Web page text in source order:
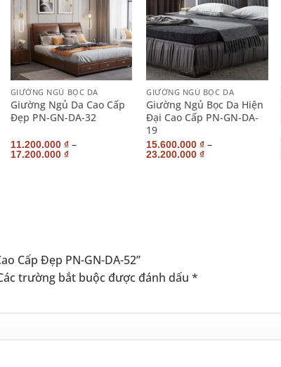
+
GIƯỜNG NGỦ BỌC DA
Giường Ngủ Da Cao Cấp
Đẹp PN-GN-DA-32
11.200.000 ₫–
17.200.000 ₫
+
GIƯỜNG NGỦ BỌC DA
Giường Ngủ Bọc Da Hiện
Đại Cao Cấp PN-GN-DA-
19
15.600.000 ₫–
23.200.000 ₫
Cấp Đẹp PN-GN-DA-52”
trường bắt buộc được đánh dấu *